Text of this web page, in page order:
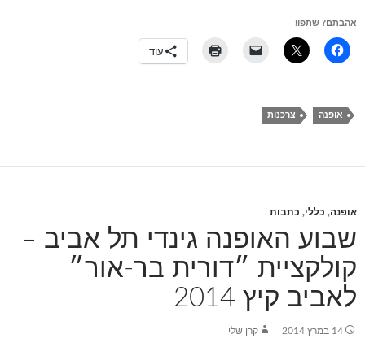
אהבתם? שתפו!
עוד
אופנה צרכנות
אופנה, כללי, כתבות
שבוע האופנה גינדי תל אביב –
קולקציית ״דורית בר-אור״
לאביב קיץ 2014
14 במרץ 2014 קרן שלי